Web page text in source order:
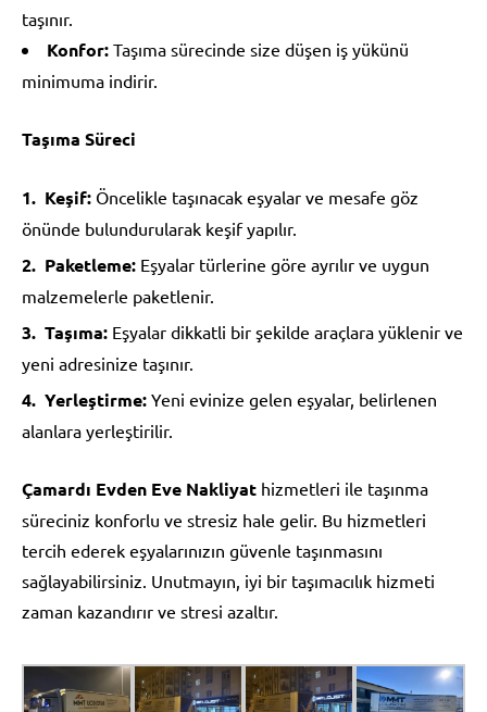
taşınır.
Konfor: Taşıma sürecinde size düşen iş yükünü
minimuma indirir.
Taşıma Süreci
Keşif: Öncelikle taşınacak eşyalar ve mesafe göz
önünde bulundurularak keşif yapılır.
Paketleme: Eşyalar türlerine göre ayrılır ve uygun
malzemelerle paketlenir.
Taşıma: Eşyalar dikkatli bir şekilde araçlara yüklenir ve
yeni adresinize taşınır.
Yerleştirme: Yeni evinize gelen eşyalar, belirlenen
alanlara yerleştirilir.
Çamardı Evden Eve Nakliyat hizmetleri ile taşınma
süreciniz konforlu ve stresiz hale gelir. Bu hizmetleri
tercih ederek eşyalarınızın güvenle taşınmasını
sağlayabilirsiniz. Unutmayın, iyi bir taşımacılık hizmeti
zaman kazandırır ve stresi azaltır.